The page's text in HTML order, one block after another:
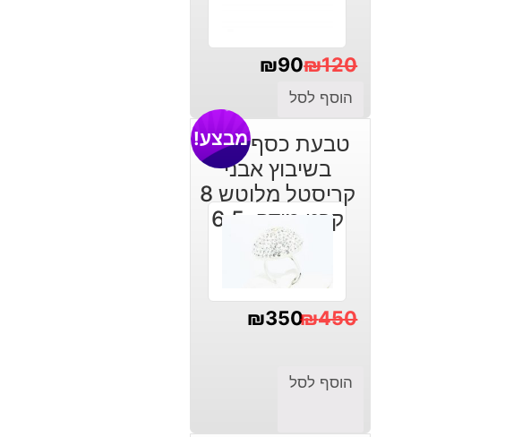
₪120
המחיר
המקורי
היה:
₪120.
₪90
המחיר
הנוכחי
הוא:
₪90.
הוסף לסל
טבעת כסף 925
בשיבוץ אבני
קריסטל מלוטש 8
קרט מידה: 6.5
מבצע!
₪450
המקורי
₪450.
₪350
הנוכחי
₪350.
הוסף לסל